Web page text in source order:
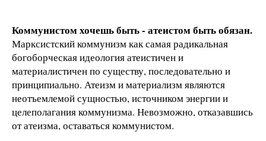
Коммунистом хочешь быть - атеистом быть обязан.
Марксистский коммунизм как самая радикальная
богоборческая идеология атеистичен и
материалистичен по существу, последовательно и
принципиально. Атеизм и материализм являются
неотъемлемой сущностью, источником энергии и
целеполагания коммунизма. Невозможно, отказавшись
от атеизма, оставаться коммунистом.